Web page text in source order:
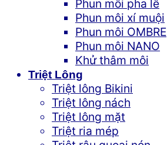
Phun môi pha lê
Phun môi xí muội
Phun môi OMBRE
Phun môi NANO
Khử thâm môi
Triệt Lông
Triệt lông Bikini
Triệt lông nách
Triệt lông mặt
Triệt ria mép